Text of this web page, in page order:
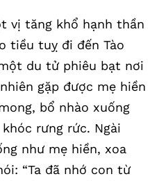
vị tăng khổ hạnh thần
tiều tuỵ đi đến Tào
du tử phiêu bạt nơi
gặp được mẹ hiền
bổ nhào xuống
rưng rức. Ngài
như mẹ hiền, xoa
“Ta đã nhớ con từ